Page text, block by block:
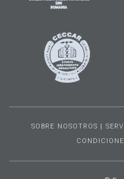
SOBRE NOSOTROS |